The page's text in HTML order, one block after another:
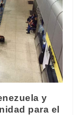
y
para el